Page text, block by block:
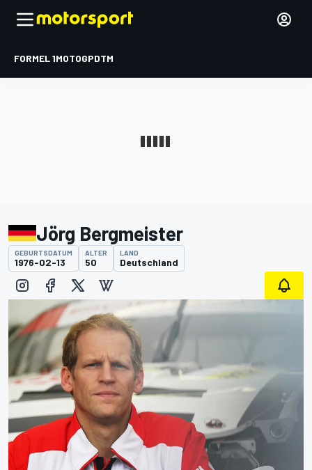
FORMEL 1MOTOGPDTM
Jörg Bergmeister
GEBURTSDATUM
1976-02-13
ALTER
50
LAND
Deutschland